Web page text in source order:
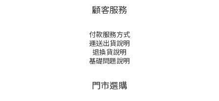
顧客服務
付款服務方式
運送出貨說明
退換貨說明
基礎問題說明
門市選購